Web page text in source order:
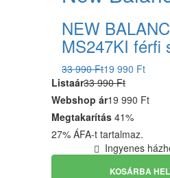
NEW
MS247KI férfi
33 990 Ft19 990 Ft
Listaár33 990 Ft
Webshop ár19 990 Ft
Megtakarítás 41%
27% ÁFA-t tartalmaz.
Ingyenes
KOSÁRBA